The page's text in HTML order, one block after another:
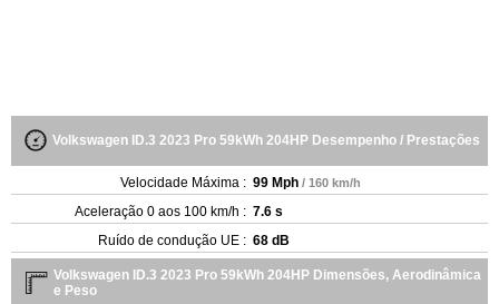
Volkswagen ID.3 2023 Pro 59kWh 204HP Desempenho / Prestações
Velocidade Máxima : 99 Mph / 160 km/h
Aceleração 0 aos 100 km/h : 7.6 s
Ruído de condução UE : 68 dB
Volkswagen ID.3 2023 Pro 59kWh 204HP Dimensões, Aerodinâmica
e Peso